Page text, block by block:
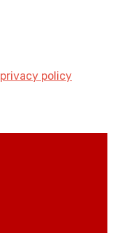
privacy policy